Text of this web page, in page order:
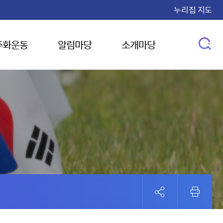
누리집 지도
운동 알림마당 소개마당